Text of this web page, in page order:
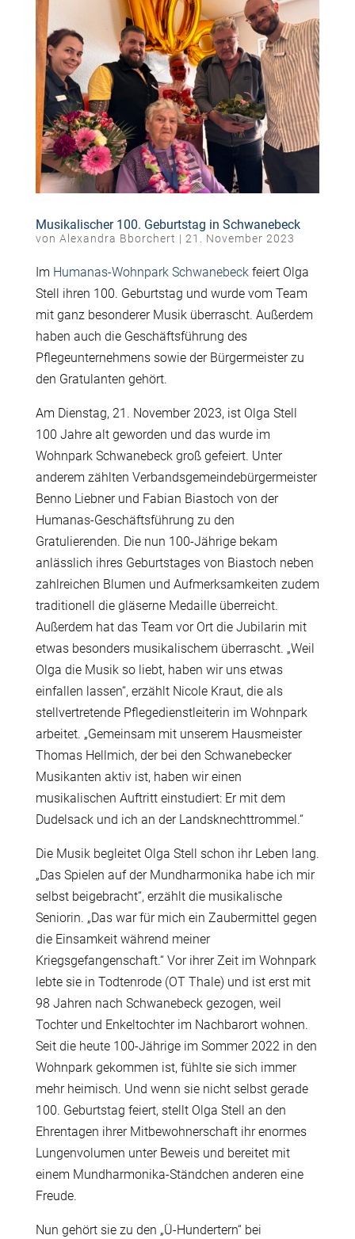
Musikalischer 100. Geburtstag in Schwanebeck
von Alexandra Bborchert | 21. November 2023
Im Humanas-Wohnpark Schwanebeckfeiert Olga
Stell ihren 100. Geburtstag und wurde vom Team
mit ganz besonderer Musik überrascht. Außerdem
haben auch die Geschäftsführung des
Pflegeunternehmens sowie der Bürgermeister zu
den Gratulanten gehört.
Am Dienstag, 21. November 2023, ist Olga Stell
100 Jahre alt geworden und das wurde im
Wohnpark Schwanebeck groß gefeiert. Unter
anderem zählten Verbandsgemeindebürgermeister
Benno Liebner und Fabian Biastoch von der
Humanas-Geschäftsführung zu den
Gratulierenden. Die nun 100-Jährige bekam
anlässlich ihres Geburtstages von Biastoch neben
zahlreichen Blumen und Aufmerksamkeiten zudem
traditionell die gläserne Medaille überreicht.
Außerdem hat das Team vor Ort die Jubilarin mit
etwas besonders musikalischem überrascht. „Weil
Olga die Musik so liebt, haben wir uns etwas
einfallen lassen“, erzählt Nicole Kraut, die als
stellvertretende Pflegedienstleiterin im Wohnpark
arbeitet. „Gemeinsam mit unserem Hausmeister
Thomas Hellmich, der bei den Schwanebecker
Musikanten aktiv ist, haben wir einen
musikalischen Auftritt einstudiert: Er mit dem
Dudelsack und ich an der Landsknechttrommel.“
Die Musik begleitet Olga Stell schon ihr Leben lang.
„Das Spielen auf der Mundharmonika habe ich mir
selbst beigebracht“, erzählt die musikalische
Seniorin. „Das war für mich ein Zaubermittel gegen
die Einsamkeit während meiner
Kriegsgefangenschaft.“ Vor ihrer Zeit im Wohnpark
lebte sie in Todtenrode (OT Thale) und ist erst mit
98 Jahren nach Schwanebeck gezogen, weil
Tochter und Enkeltochter im Nachbarort wohnen.
Seit die heute 100-Jährige im Sommer 2022 in den
Wohnpark gekommen ist, fühlte sie sich immer
mehr heimisch. Und wenn sie nicht selbst gerade
100. Geburtstag feiert, stellt Olga Stell an den
Ehrentagen ihrer Mitbewohnerschaft ihr enormes
Lungenvolumen unter Beweis und bereitet mit
einem Mundharmonika-Ständchen anderen eine
Freude.
Nun gehört sie zu den „Ü-Hundertern“ bei